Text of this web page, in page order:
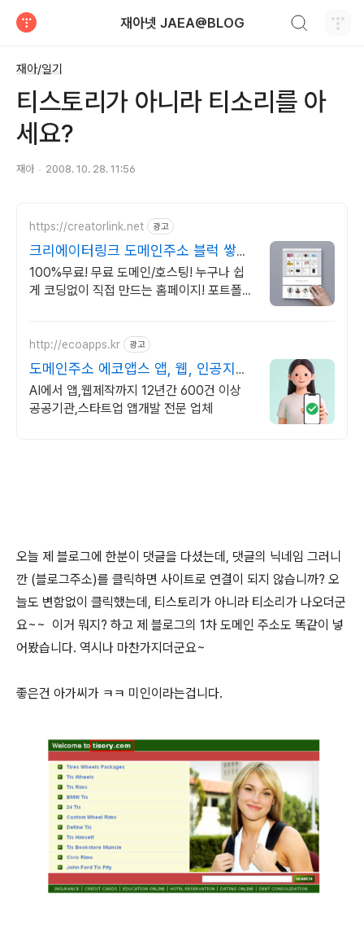
재아넷 JAEA@BLOG
재아/일기
티스토리가 아니라 티소리를 아
세요?
재아 2008. 10. 28. 11:56
https://creatorlink.net 광고
크리에이터링크 도메인주소 블럭 쌓기
로 만드는 홈페이지
100%무료! 무료 도메인/호스팅! 누구나 쉽
게 코딩없이 직접 만드는 홈페이지! 포트폴리
http://ecoapps.kr 광고
도메인주소 에코앱스 앱, 웹, 인공지
능,AI까지
AI에서 앱,웹제작까지 12년간 600건 이상
공공기관,스타트업 앱개발 전문 업체
오늘 제 블로그에 한분이 댓글을 다셨는데, 댓글의 닉네임 그러니
깐 (블로그주소)를 클릭하면 사이트로 연결이 되지 않습니까? 오
늘도 변함없이 클릭했는데, 티스토리가 아니라 티소리가 나오더군
요~~ 이거 뭐지? 하고 제 블로그의 1차 도메인 주소도 똑같이 넣
어봤습니다. 역시나 마찬가지더군요~
좋은건 아가씨가 ㅋㅋ 미인이라는겁니다.